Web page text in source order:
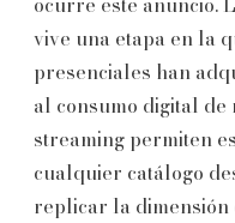
vive una etapa en la
presenciales han
al consumo digital de
streaming permiten
cualquier catálogo
replicar la